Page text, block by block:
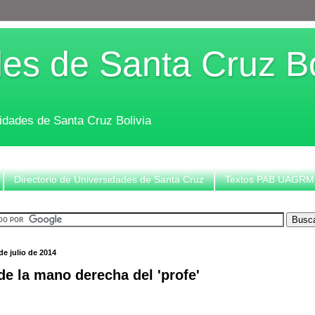
de Santa Cruz
de Santa Cruz Bolivia
Directorio de Universidades de Santa Cruz Textos PAB UAGRM
julio de 2014
la mano derecha del 'profe'